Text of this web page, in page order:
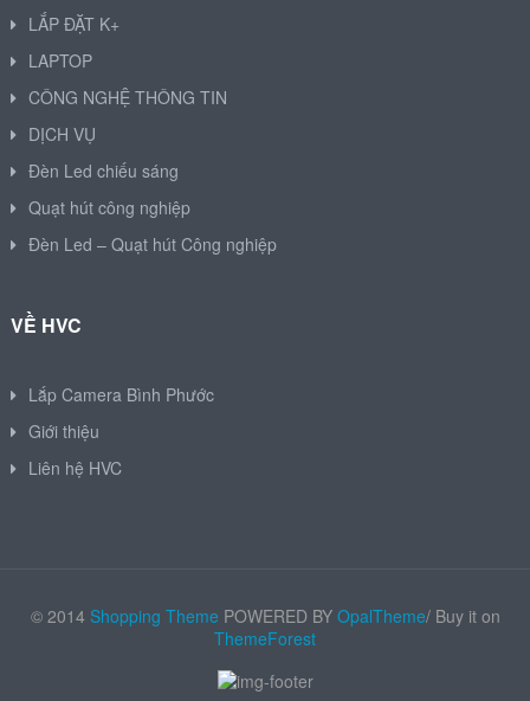
LẮP ĐẶT K+
LAPTOP
CÔNG NGHỆ THÔNG TIN
DỊCH VỤ
Đèn Led chiếu sáng
Quạt hút công nghiệp
Đèn Led – Quạt hút Công nghiệp
VỀ HVC
Lắp Camera Bình Phước
Giới thiệu
Liên hệ HVC
© 2014 Shopping Theme POWERED BY OpalTheme/ Buy it on
ThemeForest